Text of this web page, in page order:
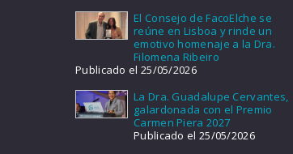
El Consejo de FacoElche se
reúne en Lisboa y rinde un
emotivo homenaje a la Dra.
Filomena Ribeiro
Publicado el 25/05/2026
La Dra. Guadalupe Cervantes,
galardonada con el Premio
Carmen Piera 2027
Publicado el 25/05/2026